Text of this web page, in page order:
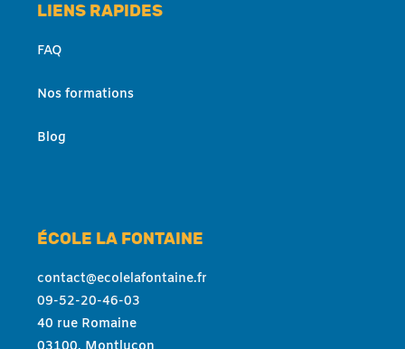
LIENS RAPIDES
FAQ
Nos formations
Blog
ÉCOLE LA FONTAINE
contact@ecolelafontaine.fr
09-52-20-46-03
40 rue Romaine